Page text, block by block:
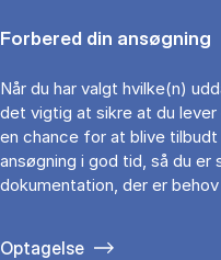
Forbered din ansøgning
Når du har valgt hvilke(n)
det vigtig at sikre at du
en chance for at blive tilbudt
ansøgning i god tid, så du er
dokumentation, der er
Optagelse